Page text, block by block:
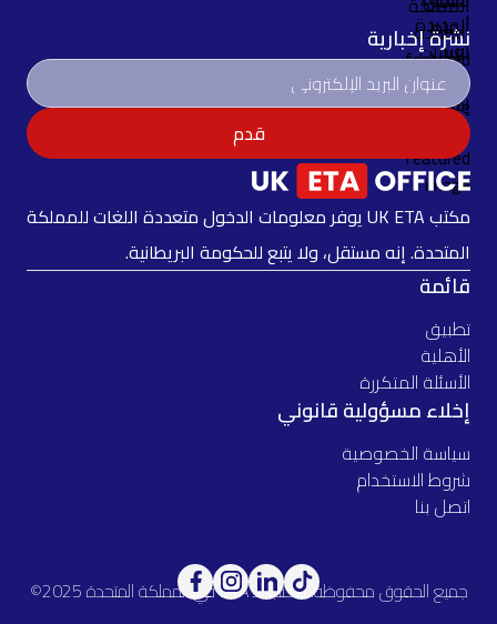
نشرة إخبارية
قدم
مكتب UK ETA يوفر معلومات الدخول متعددة اللغات للمملكة
المتحدة. إنه مستقل، ولا يتبع للحكومة البريطانية.
قائمة
تطبيق
الأهلية
الأسئلة المتكررة
إخلاء مسؤولية قانوني
سياسة الخصوصية
شروط الاستخدام
اتصل بنا
جميع الحقوق محفوظة. مكتب الـ ETA في المملكة المتحدة 2025©